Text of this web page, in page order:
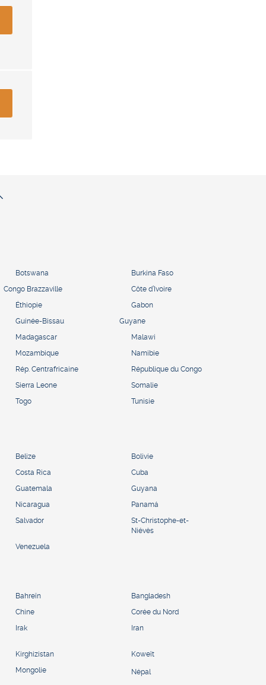
Botswana
Burkina Faso
Congo Brazzaville
Côte d’Ivoire
Éthiopie
Gabon
Guinée-Bissau
Guyane
Madagascar
Malawi
Mozambique
Namibie
Rép. Centrafricaine
République du Congo
Sierra Leone
Somalie
Togo
Tunisie
Belize
Bolivie
Costa Rica
Cuba
Guatemala
Guyana
Nicaragua
Panamá
Salvador
St-Christophe-et-
Niévès
Venezuela
Bahreïn
Bangladesh
Chine
Corée du Nord
Irak Iran
Kirghizistan
Koweït
Mongolie Népal